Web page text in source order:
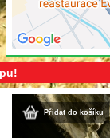
Přidat do košíku